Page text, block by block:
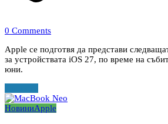
0 Comments
Apple се подготвя да представи
за устройствата iOS 27, по време на
юни.
НовиниApple